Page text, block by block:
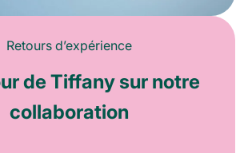
Retours d’expérience
de Tiffany sur notre
collaboration